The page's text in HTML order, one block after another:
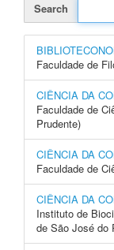
Search
Faculdade de
CIÊNCIA DA
Faculdade de
Prudente)
CIÊNCIA DA
Faculdade de
CIÊNCIA DA
Instituto de
de São José do